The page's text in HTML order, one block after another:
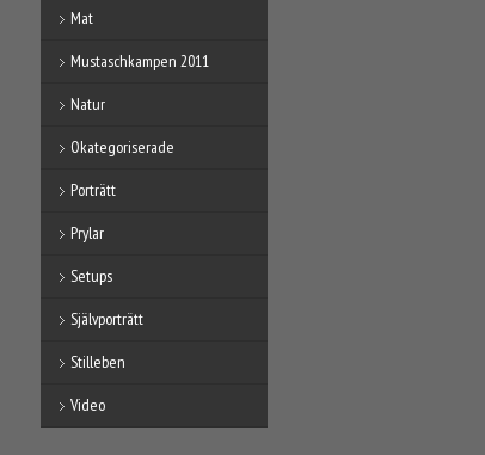
Mat
Mustaschkampen 2011
Natur
Okategoriserade
Porträtt
Prylar
Setups
Självporträtt
Stilleben
Video